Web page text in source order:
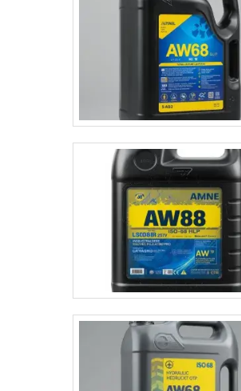
LS25 é um óleo de corrente
com propriedades de
totalmente sintético, estendendo
de lubrificação e manutenção. O
LS25 é um óleo sintético estável
projetado para operar em altas
antioxidantes, aditivos EP e
inibidores de corrosão para melhor
produto é formulado
de aditivos com baixa emissão de
ideal para uso em correntes de
extremamente quente. Este
aditivos sólidos. Aplicações
alimentos e panificação de
transportadores aéreos, correntes
prensas contínuas de painéis de
das correntes que operam em